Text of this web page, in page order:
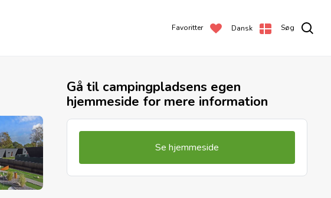
Favoritter Dansk Søg
Gå til campingpladsens egen
hjemmeside for mere information
Se hjemmeside